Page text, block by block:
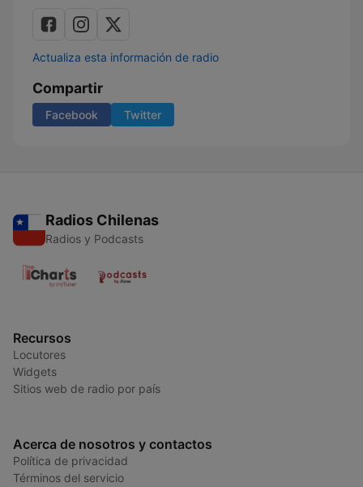
Actualiza esta información de radio
Compartir
Facebook Twitter
Radios Chilenas
Radios y Podcasts
Recursos
Locutores
Widgets
Sitios web de radio por país
Acerca de nosotros y contactos
Política de privacidad
Términos del servicio